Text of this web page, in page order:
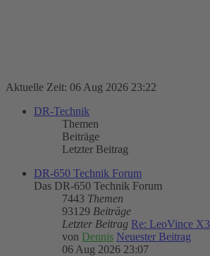
Aktuelle Zeit: 06 Aug 2026 23:22
DR-Technik
Themen
Beiträge
Letzter Beitrag
DR-650 Technik Forum
Das DR-650 Technik Forum
7443 Themen
93129 Beiträge
Letzter Beitrag Re: LeoVince
von Dennis Neuester Beitrag
06 Aug 2026 23:07